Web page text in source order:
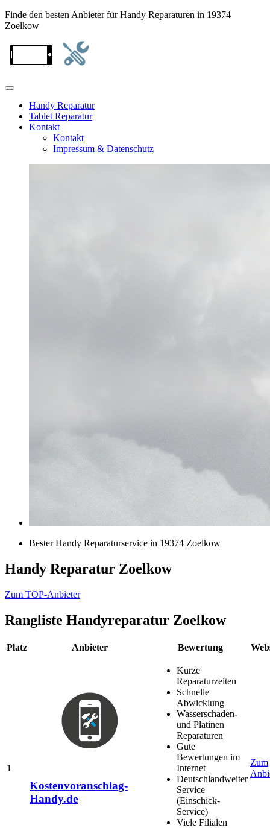
Finde den besten Anbieter für Handy Reparaturen in 19374
Zoelkow
Handy Reparatur
Tablet Reparatur
Kontakt
Kontakt
Impressum & Datenschutz
Bester Handy Reparaturservice in 19374 Zoelkow
Handy Reparatur Zoelkow
Zum TOP-Anbieter
Rangliste Handyreparatur Zoelkow
Platz Anbieter Bewertung
1
Kostenvoranschlag-
Handy.de
Kurze
Reparaturzeiten
Schnelle
Abwicklung
Wasserschaden-
und Platinen
Reparaturen
Gute
Bewertungen im
Internet
Deutschlandweiter
Service
(Einschick-
Service)
Viele Filialen
Zum